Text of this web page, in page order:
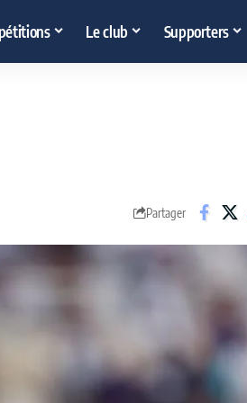
Le club Supporters
Partager